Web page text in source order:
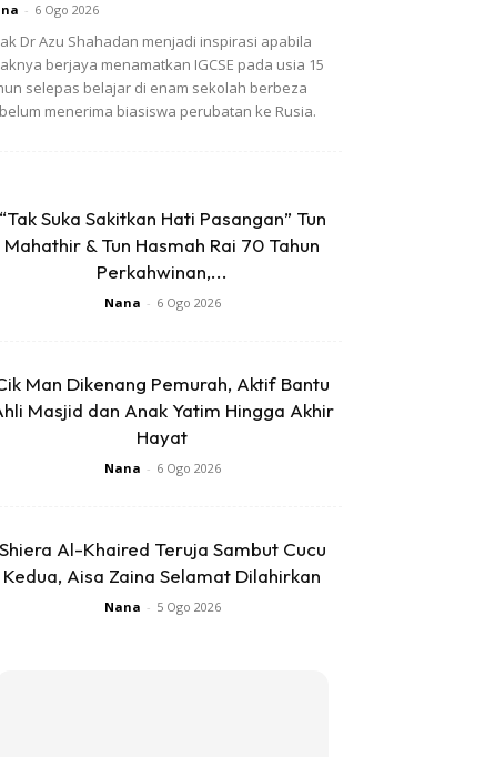
- 6 Ogo 2026
Dr Azu Shahadan menjadi inspirasi apabila
berjaya menamatkan IGCSE pada usia 15
selepas belajar di enam sekolah berbeza
menerima biasiswa perubatan ke Rusia.
“Tak Suka Sakitkan Hati Pasangan” Tun
Mahathir & Tun Hasmah Rai 70 Tahun
Perkahwinan,...
Nana - 6 Ogo 2026
Man Dikenang Pemurah, Aktif Bantu
Masjid dan Anak Yatim Hingga Akhir
Hayat
Nana - 6 Ogo 2026
Shiera Al-Khaired Teruja Sambut Cucu
Kedua, Aisa Zaina Selamat Dilahirkan
Nana - 5 Ogo 2026